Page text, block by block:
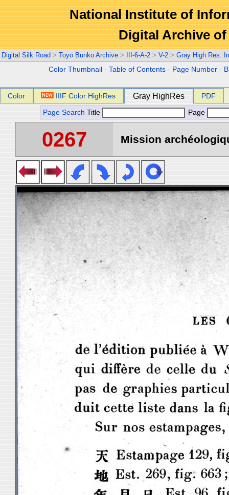
National Institute of
Digital Archive
Digital Silk Road > Toyo Bunko Archive > III-6-A-2 > V-2 > Gray High Res.
Color Thumbnail -Table of Contents - Page Number -
Color IIIF Color HighRes Gray HighRes PDF
Page Search Title Page
0267 Mission